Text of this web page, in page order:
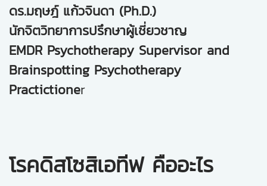
ดร.มฤษฎ์ แก้วจินดา (Ph.D.)
นักจิตวิทยาการปรึกษาผู้เชี่ยวชาญ
EMDR Psychotherapy Supervisor and
Brainspotting Psychotherapy
Practictioner
โรคดิสโซสิเอทีฟ คืออะไร